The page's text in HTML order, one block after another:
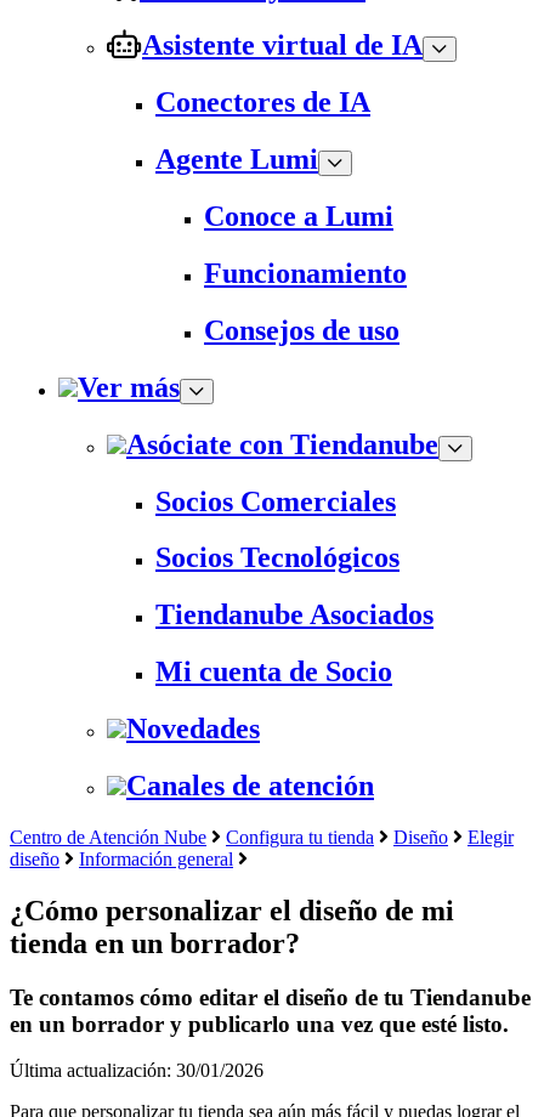
Asistente virtual de IA
Conectores de IA
Agente Lumi
Conoce a Lumi
Funcionamiento
Consejos de uso
Ver más
Asóciate con Tiendanube
Socios Comerciales
Socios Tecnológicos
Tiendanube Asociados
Mi cuenta de Socio
Novedades
Canales de atención
Centro de Atención Nube Configura tu tienda Diseño
Elegir
diseño
Información general
¿Cómo personalizar el diseño de mi
tienda en un borrador?
Te contamos cómo editar el diseño de tu Tiendanube
en un borrador y publicarlo una vez que esté listo.
Última actualización: 30/01/2026
Para que personalizar tu tienda sea aún más fácil y puedas lograr el